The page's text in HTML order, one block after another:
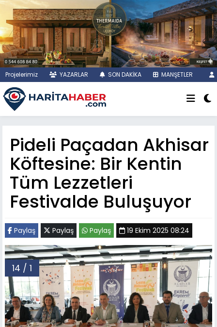
Projelerimiz YAZARLAR SON DAKİKA MANŞETLER
Pideli Paçadan Akhisar
Köftesine: Bir Kentin
Tüm Lezzetleri
Festivalde Buluşuyor
Paylaş Paylaş Paylaş 19 Ekim 2025 08:24
14 / 1